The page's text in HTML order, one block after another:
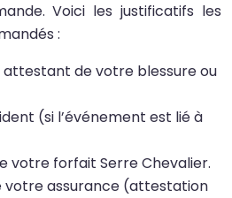
Voici les justificatifs les
:
de votre blessure ou
(si l’événement est lié à
votre forfait Serre Chevalier.
votre assurance (attestation